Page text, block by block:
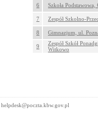
6 Szkoła
7 Zespół Szkolno-
8 Gimnazjum, ul.
9
Zespół Szkół
Witkowo
helpdesk@poczta.kbw.gov.pl